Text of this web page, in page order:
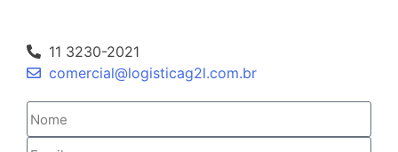
11 3230-2021
comercial@logisticag2l.com.br